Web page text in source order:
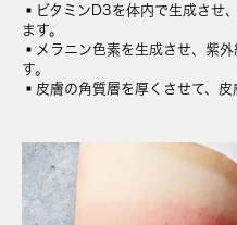
▪️ビタミンD3を体内で生成させ
ます。
▪️メラニン色素を生成させ、紫
す。
▪️皮膚の角質層を厚くさせて、皮